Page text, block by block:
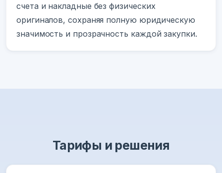
счета и накладные без физических
оригиналов, сохраняя полную юридическую
значимость и прозрачность каждой закупки.
Тарифы и решения